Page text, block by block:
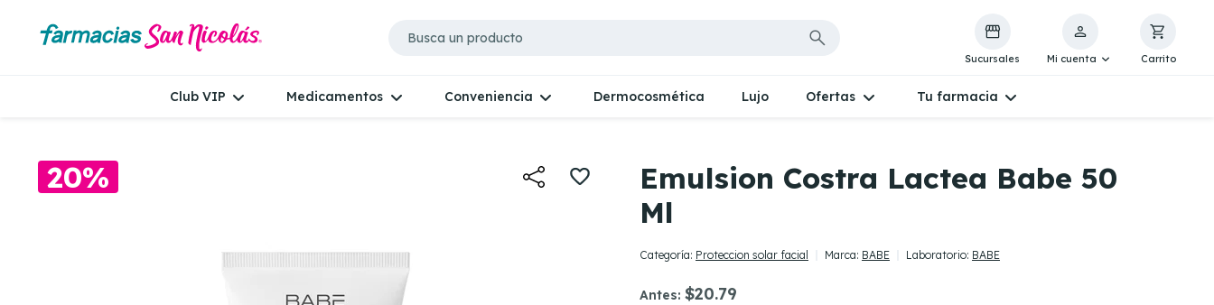
Sucursales Mi cuenta Carrito
Club VIP Medicamentos Conveniencia Dermocosmética Lujo Ofertas Tu farmacia
20%
Emulsion Costra Lactea Babe 50
Ml
Categoría: Proteccion solar facial Marca: BABE Laboratorio: BABE
Antes: $20.79